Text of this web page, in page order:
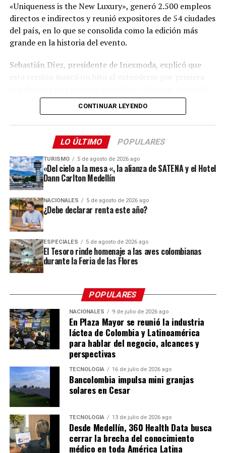
Me gusta esto:
«Uniqueness is the New Luxury», generó 2.500 empleos
directos e indirectos y reunió expositores de 54 ciudades
del país, en lo que se consolida como la edición más
grande en la historia del evento.
Sebastián Díez, presidente de Inexmoda, explicó que
oficialmente la edición número 37 de Colombiamoda,
esta plataforma que se sigue posicionando como la más
importante de América Latina. Por primera vez en la
historia de Colombiamoda tuvimos una semana
completa del evento, iniciamos el sábado 25 de julio y
terminamos el viernes 31 de julio», indicó el directivo,
quien detalló que esta decisión respondió a una
estrategia para aumentar las noches de permanencia de
los visitantes y, con ello, su gasto en la ciudad.
La estrategia dio resultado: la feria dejó una derrama
económica de 22 millones de dólares, cuatro millones
más que en la edición 2025, aunque por debajo de la
meta inicial de 25 millones. A esto se sumaron
oportunidades de exportación calculadas por
participación de compradores de Ecuador, Perú, Costa
latitudes como Emiratos Árabes, Reino Unido, España y
Francia.
María Fernanda Galeano, secretaria de Desarrollo
Económico de Medellín, destacó el alcance territorial
que tuvo el evento durante esta edición, al expandirse
más allá de su sede tradicional en Plaza Mayor. «Durante
esta semana, la feria no solo vibró en Plaza Mayor, sino
que se expandió a cerca de 40 espacios de ciudad,
dejando un impacto económico superior a los 22
millones de dólares que dinamiza directamente no solo
al sector, sino también el turismo, la gastronomía, el
CONTINUAR LEYENDO
LO ÚLTIMO POPULARES
TURISMO 5 de agosto de 2026 ago
«Del cielo a la mesa «, la alianza de SATENA y el Hotel
Dann Carlton Medellín
NACIONALES 5 de agosto de 2026 ago
¿Debe declarar renta este año?
ESPECIALES 5 de agosto de 2026 ago
El Tesoro rinde homenaje a las aves colombianas
durante la Feria de las Flores
POPULARES
NACIONALES 9 de julio de 2026 ago
En Plaza Mayor se reunió la industria
láctea de Colombia y Latinoamérica
para hablar del negocio, alcances y
perspectivas
TECNOLOGÍA 16 de julio de 2026 ago
Bancolombia impulsa mini granjas
solares en Cesar
TECNOLOGÍA 13 de julio de 2026 ago
Desde Medellín, 360 Health Data busca
cerrar la brecha del conocimiento
médico en toda América Latina